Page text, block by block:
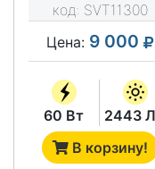
код: SVT11300
Цена: 9 000
60 Вт
2443
В корзину!